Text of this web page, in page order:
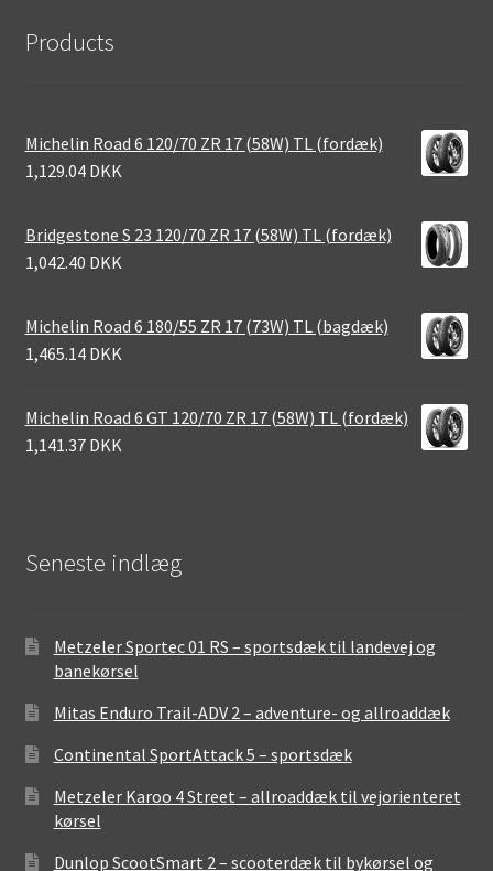
Products
Michelin Road 6 120/70 ZR 17 (58W) TL (fordæk)
1,129.04 DKK
Bridgestone S 23 120/70 ZR 17 (58W) TL (fordæk)
1,042.40 DKK
Michelin Road 6 180/55 ZR 17 (73W) TL (bagdæk)
1,465.14 DKK
Michelin Road 6 GT 120/70 ZR 17 (58W) TL (fordæk)
1,141.37 DKK
Seneste indlæg
Metzeler Sportec 01 RS – sportsdæk til landevej og
banekørsel
Mitas Enduro Trail-ADV 2 – adventure- og allroaddæk
Continental SportAttack 5 – sportsdæk
Metzeler Karoo 4 Street – allroaddæk til vejorienteret
kørsel
Dunlop ScootSmart 2 – scooterdæk til bykørsel og